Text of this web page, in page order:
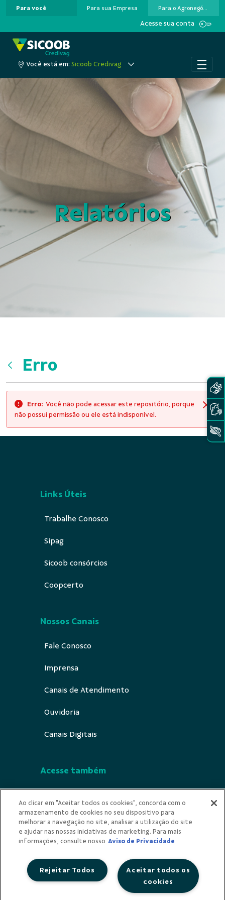
Pular para o Conteúdo principal
Para você Para sua Empresa Para o Agronegócio
Acesse sua conta
Você está em: Sicoob Credivag
Relatórios
Erro
Erro: Você não pode acessar este repositório, porque
não possui permissão ou ele está indisponível.
Links Úteis
Trabalhe Conosco
Sipag
Sicoob consórcios
Coopcerto
Nossos Canais
Fale Conosco
Imprensa
Canais de Atendimento
Ouvidoria
Canais Digitais
Acesse também
Indícios de Ilicitude
Privacidade
Ao clicar em "Aceitar todos os cookies", concorda com o
armazenamento de cookies no seu dispositivo para
melhorar a navegação no site, analisar a utilização do site
e ajudar nas nossas iniciativas de marketing. Para mais
informações, consulte nosso Aviso de Privacidade
Aceitar todos os
cookies
Rejeitar Todos